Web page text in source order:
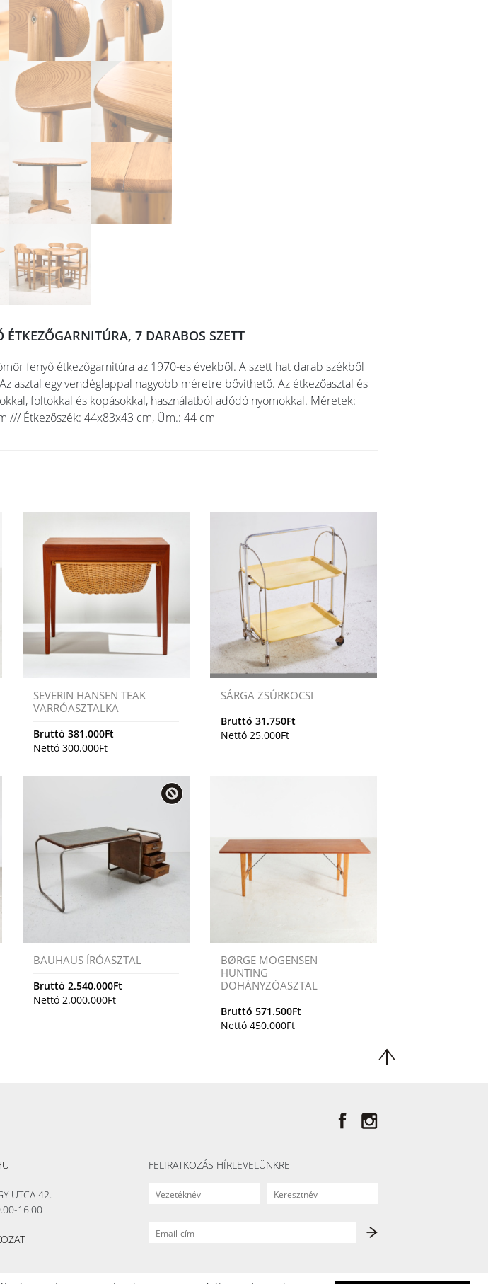
7 DARABOS SZETT
fenyő étkezőgarnitúra az 1970-es évekből. A szett hat darab székből
asztal egy vendéglappal nagyobb méretre bővíthető. Az étkezőasztal és
foltokkal és kopásokkal, használatból adódó nyomokkal. Méretek:
/// Étkezőszék: 44x83x43 cm, Üm.: 44 cm
SEVERIN HANSEN TEAK
VARRÓASZTALKA
Bruttó381.000Ft
Nettó300.000Ft
SÁRGA ZSÚRKOCSI
Bruttó31.750Ft
Nettó25.000Ft
BAUHAUS ÍRÓASZTAL
Bruttó2.540.000Ft
Nettó2.000.000Ft
BØRGE MOGENSEN
HUNTING
DOHÁNYZÓASZTAL
Bruttó571.500Ft
Nettó450.000Ft
UTCA 42.
16.00
FELIRATKOZÁS HÍRLEVELÜNKRE